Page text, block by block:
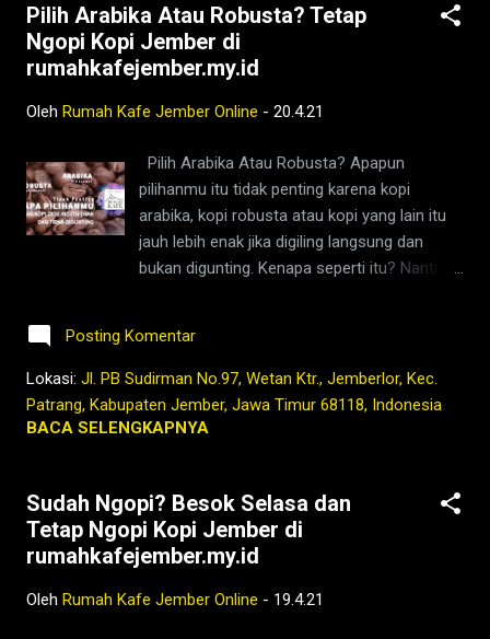
selama ini tak pernah dilihat dan dijadikan
bahan perbincangan. Kartini berbicara
tentang banyak hal: sosial, budaya, agama,
www.rumahkafejember.my.id KOPI ROBUSTA
#ngopi #kopi #jember #tubruk #wedang
#uwuh #rempah #jemberhits #ngopimalam
#coffee #ngopisiang #pecintakopi
#penikmatkopi #kopihijau #kopienak
#coffeetime #coffeeaddict #ngopisore
#instagood ...
Pilih Arabika Atau Robusta? Tetap
Ngopi Kopi Jember di
rumahkafejember.my.id
Oleh Rumah Kafe Jember Online - 20.4.21
Pilih Arabika Atau Robusta? Apapun
pilihanmu itu tidak penting karena kopi
arabika, kopi robusta atau kopi yang lain itu
jauh lebih enak jika digiling langsung dan
bukan digunting. Kenapa seperti itu? Nanti
Tetap Ngopi Kopi Jember di
www.rumahkafejember.my.id KOPI ROBUSTA
ARABIKA JEMBER 2021 @rumahkafejember
#ngopi #kopi #jember #tubruk #wedang
#penikmatkopi #kopihijau #kopienak
#coffeetime #coffeeaddict #ngopisore
#rokenrol #coffeebeans #coffeelovers
#photooftheday #TetapProtokolNewNormal
Posting Komentar
Lokasi: Jl. PB Sudirman No.97, Wetan Ktr., Jemberlor, Kec.
Patrang, Kabupaten Jember, Jawa Timur 68118, Indonesia
BACA SELENGKAPNYA
Sudah Ngopi? Besok Selasa dan
Tetap Ngopi Kopi Jember di
rumahkafejember.my.id
Oleh Rumah Kafe Jember Online - 19.4.21